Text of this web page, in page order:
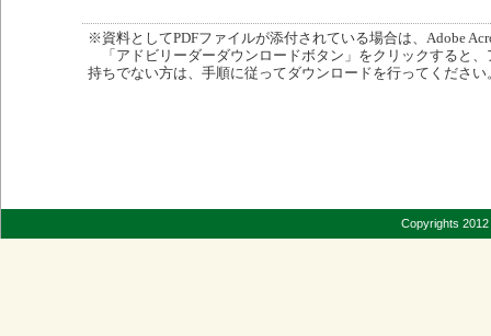
※資料としてPDFファイルが添付されている場合は、Adobe
「アドビリーダーダウンロードボタン」をクリックすると
持ちでない方は、手順に従ってダウンロードを行ってください
Copyrights